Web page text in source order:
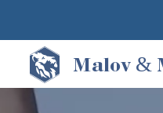
Malov &